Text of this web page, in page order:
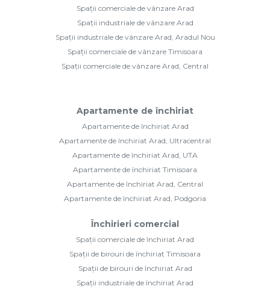
Spații comerciale de vânzare Arad
Spații industriale de vânzare Arad
Spații industriale de vânzare Arad, Aradul Nou
Spații comerciale de vânzare Timisoara
Spații comerciale de vânzare Arad, Central
Apartamente de închiriat
Apartamente de închiriat Arad
Apartamente de închiriat Arad, Ultracentral
Apartamente de închiriat Arad, UTA
Apartamente de închiriat Timisoara
Apartamente de închiriat Arad, Central
Apartamente de închiriat Arad, Podgoria
Închirieri comercial
Spații comerciale de închiriat Arad
Spații de birouri de închiriat Timisoara
Spații de birouri de închiriat Arad
Spații industriale de închiriat Arad